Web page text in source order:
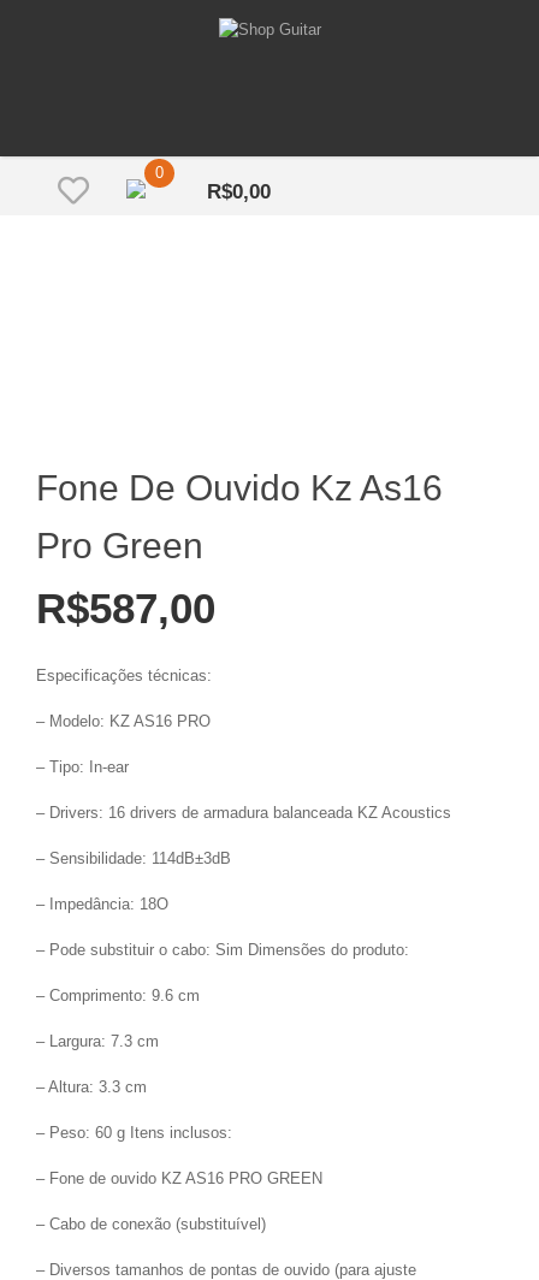
0
R$0,00
Fone De Ouvido Kz As16
Pro Green
R$587,00
Especificações técnicas:
– Modelo: KZ AS16 PRO
– Tipo: In-ear
– Drivers: 16 drivers de armadura balanceada KZ Acoustics
– Sensibilidade: 114dB±3dB
– Impedância: 18O
– Pode substituir o cabo: Sim Dimensões do produto:
– Comprimento: 9.6 cm
– Largura: 7.3 cm
– Altura: 3.3 cm
– Peso: 60 g Itens inclusos:
– Fone de ouvido KZ AS16 PRO GREEN
– Cabo de conexão (substituível)
– Diversos tamanhos de pontas de ouvido (para ajuste